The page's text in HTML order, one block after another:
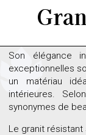
Son élégance
exceptionnelles
un matériau
intérieures.
synonymes de
Le granit résistant